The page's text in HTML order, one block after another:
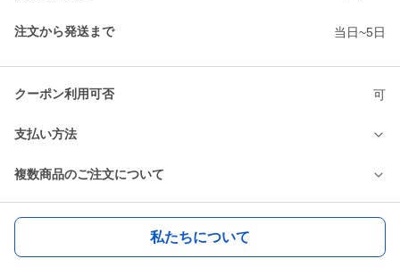
注文から発送まで 当日~5日
クーポン利用可否 可
支払い方法
複数商品のご注文について
私たちについて